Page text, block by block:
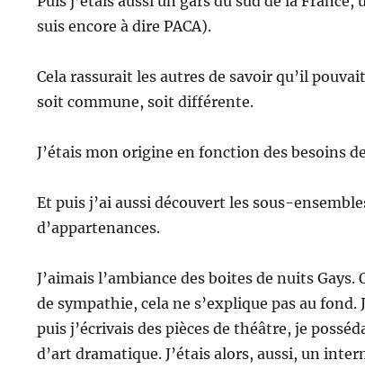
suis encore à dire PACA).
Cela rassurait les autres de savoir qu’il
soit commune, soit différente.
J’étais mon origine en fonction des besoins
Et puis j’ai aussi découvert les sous-
d’appartenances.
J’aimais l’ambiance des boites de nuits
de sympathie, cela ne s’explique pas au fond.
puis j’écrivais des pièces de théâtre, je
d’art dramatique. J’étais alors, aussi, un